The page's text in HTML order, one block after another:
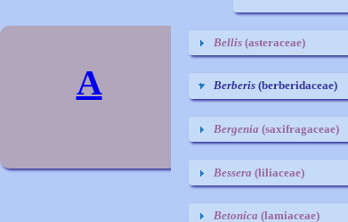
A
Bellis(asteraceae)
Berberis(berberidaceae)
Bergenia (saxifragaceae)
Bessera (liliaceae)
Betonica (lamiaceae)